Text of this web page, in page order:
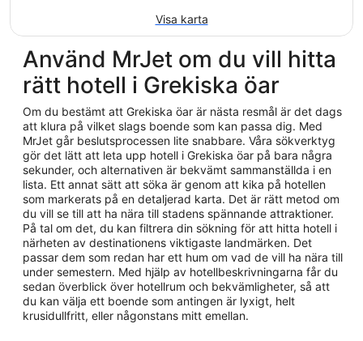
Visa karta
Använd MrJet om du vill hitta
rätt hotell i Grekiska öar
Om du bestämt att Grekiska öar är nästa resmål är det dags
att klura på vilket slags boende som kan passa dig. Med
MrJet går beslutsprocessen lite snabbare. Våra sökverktyg
gör det lätt att leta upp hotell i Grekiska öar på bara några
sekunder, och alternativen är bekvämt sammanställda i en
lista. Ett annat sätt att söka är genom att kika på hotellen
som markerats på en detaljerad karta. Det är rätt metod om
du vill se till att ha nära till stadens spännande attraktioner.
På tal om det, du kan filtrera din sökning för att hitta hotell i
närheten av destinationens viktigaste landmärken. Det
passar dem som redan har ett hum om vad de vill ha nära till
under semestern. Med hjälp av hotellbeskrivningarna får du
sedan överblick över hotellrum och bekvämligheter, så att
du kan välja ett boende som antingen är lyxigt, helt
krusidullfritt, eller någonstans mitt emellan.